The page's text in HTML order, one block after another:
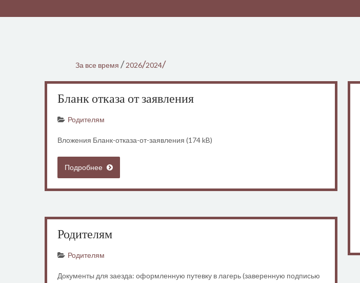
За все время / 2026/2024/
Бланк отказа от заявления
Родителям
Вложения Бланк-отказа-от-заявления (174 kB)
Подробнее
Родителям
Родителям
Документы для заезда: оформленную путевку в лагерь (заверенную подписью